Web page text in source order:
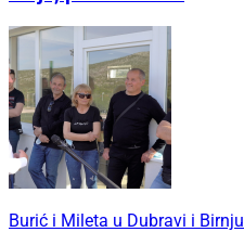
Burić i Mileta u Dubravi i Birnju